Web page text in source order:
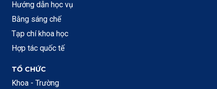
Hướng dẫn học vụ
Bằng sáng chế
Tạp chí khoa học
Hợp tác quốc tế
TỔ CHỨC
Khoa - Trường